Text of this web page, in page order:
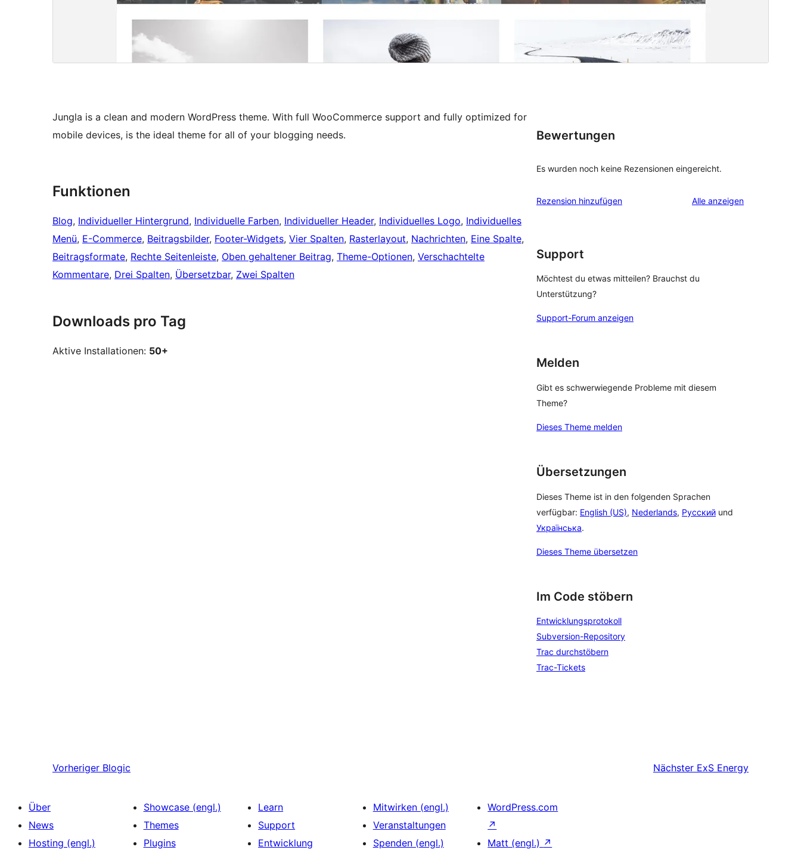
Jungla is a clean and modern WordPress theme. With full WooCommerce support and fully optimized for
mobile devices, is the ideal theme for all of your blogging needs.
Funktionen
Blog, Individueller Hintergrund, Individuelle Farben, Individueller Header, Individuelles Logo, Individuelles
Menü, E-Commerce, Beitragsbilder, Footer-Widgets, Vier Spalten, Rasterlayout, Nachrichten, Eine Spalte
Beitragsformate, Rechte Seitenleiste, Oben gehaltener Beitrag, Theme-Optionen, Verschachtelte
Kommentare, Drei Spalten, Übersetzbar, Zwei Spalten
Downloads pro Tag
Aktive Installationen: 50+
Bewertungen
Es wurden noch keine Rezensionen eingereicht.
Rezension hinzufügen Alle Rezensionen
anzeigen
Support
Möchtest du etwas mitteilen? Brauchst du
Unterstützung?
Support-Forum anzeigen
Melden
Gibt es schwerwiegende Probleme mit diesem
Theme?
Dieses Theme melden
Übersetzungen
Dieses Theme ist in den folgenden Sprachen
verfügbar: English (US), Nederlands, Русский und
Українська.
Dieses Theme übersetzen
Im Code stöbern
Entwicklungsprotokoll
Subversion-Repository
Trac durchstöbern
Trac-Tickets
Vorheriger Blogic Nächster ExS Energy
Über
News
Hosting (engl.)
Showcase (engl.)
Themes
Plugins
Learn
Support
Entwicklung
Mitwirken (engl.)
Veranstaltungen
Spenden (engl.)
WordPress.com
↗
Matt (engl.) ↗